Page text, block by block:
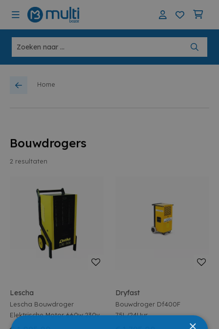
Home
Bouwdrogers
2 resultaten
Lescha
Lescha Bouwdroger
Elektrische Motor 660w 230v
Dryfast
Bouwdroger Df400F
75L/24Uur
×